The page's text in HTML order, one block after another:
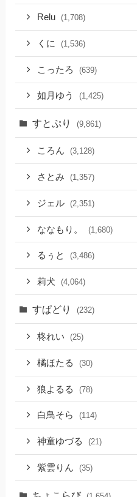
Relu (1,708)
くに (1,536)
こったろ (639)
如月ゆう (1,425)
すとぷり (9,861)
ころん (3,128)
さとみ (1,357)
ジェル (2,351)
ななもり。 (1,680)
るぅと (3,486)
莉犬 (4,064)
すぱどり (232)
柊れい (25)
橘ほたる (30)
狼よるる (78)
白鳥そら (114)
神童ゆづる (21)
紫雲りん (35)